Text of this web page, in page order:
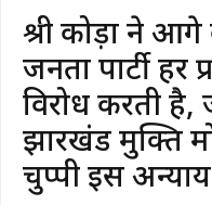
श्री कोड़ा ने
जनता पार्टी हर
विरोध करती
झारखंड मुक्ति
चुप्पी इस